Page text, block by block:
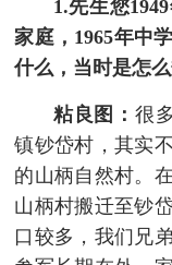
1.先生您
家庭，1965年中
什么，当时是怎
粘良图：很
镇钞岱村，其实
的山柄自然村。
山柄村搬迁至钞
口较多，我们兄